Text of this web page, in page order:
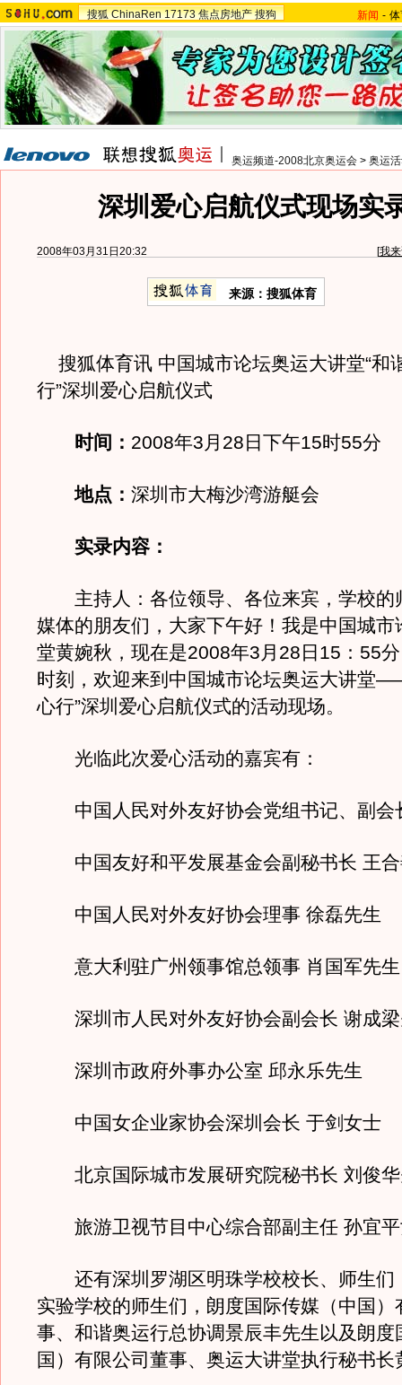
搜狐 ChinaRen 17173 焦点房地产 搜狗 新闻 -
奥运频道-2008北京奥运会 > 奥运
深圳爱心启航仪式现场实
2008年03月31日20:32 [我
来源：搜狐体育
搜狐体育讯 中国城市论坛奥运大讲堂“和
行”深圳爱心启航仪式
时间： 2008年3月28日下午15时55分
地点： 深圳市大梅沙湾游艇会
实录内容：
主持人：各位领导、各位来宾，学校的
媒体的朋友们，大家下午好！我是中国城市
堂黄婉秋，现在是2008年3月28日15：55
时刻，欢迎来到中国城市论坛奥运大讲堂
心行”深圳爱心启航仪式的活动现场。
光临此次爱心活动的嘉宾有：
中国人民对外友好协会党组书记、副会
中国友好和平发展基金会副秘书长 王合
中国人民对外友好协会理事 徐磊先生
意大利驻广州领事馆总领事 肖国军先生
深圳市人民对外友好协会副会长 谢成梁
深圳市政府外事办公室 邱永乐先生
中国女企业家协会深圳会长 于剑女士
北京国际城市发展研究院秘书长 刘俊华
旅游卫视节目中心综合部副主任 孙宜平
还有深圳罗湖区明珠学校校长、师生们
实验学校的师生们，朗度国际传媒（中国）
事、和谐奥运行总协调景辰丰先生以及朗度
国）有限公司董事、奥运大讲堂执行秘书长